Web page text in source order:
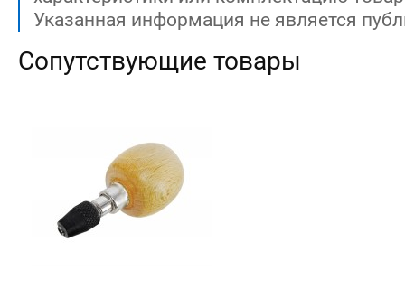
Указанная информация не является
Сопутствующие товары